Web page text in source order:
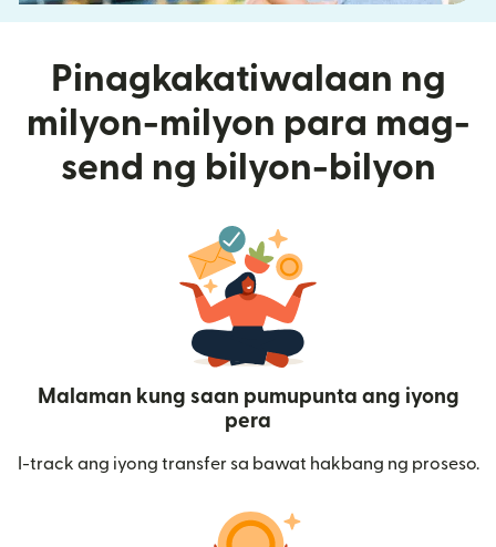
Pinagkakatiwalaan ng
milyon-milyon para mag-
send ng bilyon-bilyon
Malaman kung saan pumupunta ang iyong
pera
I-track ang iyong transfer sa bawat hakbang ng proseso.